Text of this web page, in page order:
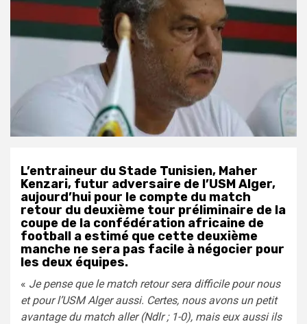
L’entraineur du Stade Tunisien, Maher
Kenzari, futur adversaire de l’USM Alger,
aujourd’hui pour le compte du match
retour du deuxième tour préliminaire de la
coupe de la confédération africaine de
football a estimé que cette deuxième
manche ne sera pas facile à négocier pour
les deux équipes.
« Je pense que le match retour sera difficile pour nous
et pour l’USM Alger aussi. Certes, nous avons un petit
avantage du match aller (Ndlr ; 1-0), mais eux aussi ils